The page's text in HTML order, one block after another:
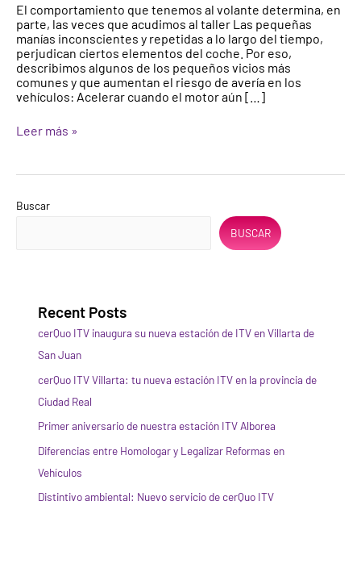
El comportamiento que tenemos al volante determina, en
parte, las veces que acudimos al taller Las pequeñas
manías inconscientes y repetidas a lo largo del tiempo,
perjudican ciertos elementos del coche. Por eso,
describimos algunos de los pequeños vicios más
comunes y que aumentan el riesgo de avería en los
vehículos: Acelerar cuando el motor aún […]
Leer más »
Buscar
BUSCAR
Recent Posts
cerQuo ITV inaugura su nueva estación de ITV en Villarta de
San Juan
cerQuo ITV Villarta: tu nueva estación ITV en la provincia de
Ciudad Real
Primer aniversario de nuestra estación ITV Alborea
Diferencias entre Homologar y Legalizar Reformas en
Vehículos
Distintivo ambiental: Nuevo servicio de cerQuo ITV